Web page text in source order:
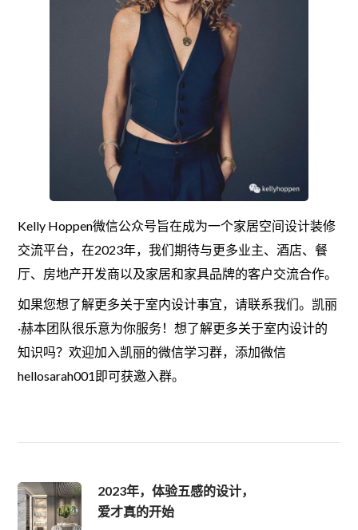
Kelly Hoppen微信公众号旨在成为一个家居空间设计装修
交流平台，在2023年，我们期待与更多业主、酒店、餐
厅、房地产开发商以及家居和家具品牌的客户交流合作。
如果您想了解更多关于室内设计事宜，请联系我们。凯丽
·赫本团队很乐意为你服务！想了解更多关于室内设计的
知识吗？欢迎加入凯丽的微信学习群，添加微信
hellosarah001即可获邀入群。
2023年，体验五感的设计，
爱才真的开始